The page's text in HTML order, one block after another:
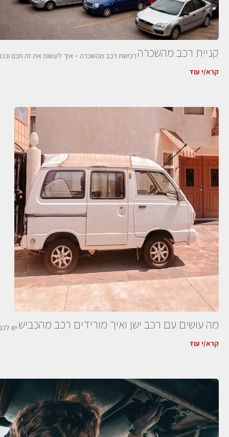
קניית רכב מהשכרה רכישת רכב מהשכרה – איך לעשות את זה חכם
קרא/י עוד
מה עושים עם רכב ישן ואיך מורידים רכב מהכביש יש
קרא/י עוד